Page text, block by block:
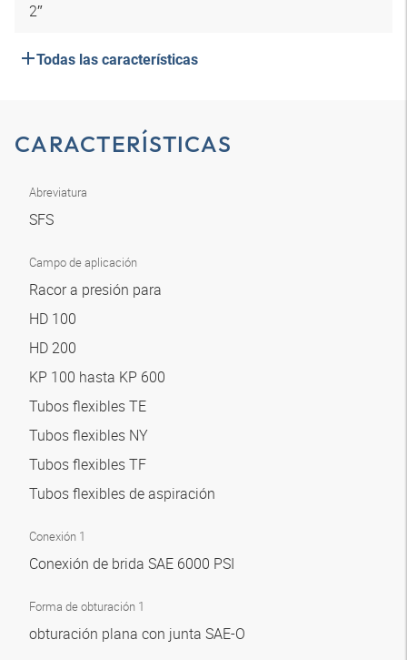
2″
Todas las características
CARACTERÍSTICAS
Abreviatura
SFS
Campo de aplicación
Racor a presión para
HD 100
HD 200
KP 100 hasta KP 600
Tubos flexibles TE
Tubos flexibles NY
Tubos flexibles TF
Tubos flexibles de aspiración
Conexión 1
Conexión de brida SAE 6000 PSI
Forma de obturación 1
obturación plana con junta SAE-O